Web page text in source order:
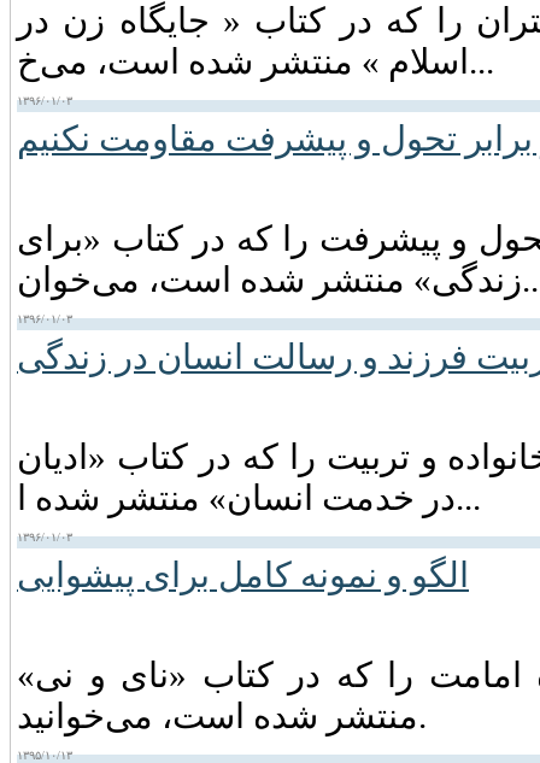
را که در کتاب « جایگاه زن در
اسلام » منتشر شده است، می‌خ...
۱۳۹۶/۰۱/۰۳
برابر تحول و پیشرفت مقاومت نکنیم
و پیشرفت را که در کتاب «برای
می‌خوان...
۱۳۹۶/۰۱/۰۳
فرزند و رسالت انسان در زندگی
و تربیت را که در کتاب «ادیان
در خدمت انسان» منتشر شده ا...
۱۳۹۶/۰۱/۰۳
را که در کتاب «نای و نی»
منتشر شده است، می‌خوانید.
۱۳۹۵/۱۰/۱۳